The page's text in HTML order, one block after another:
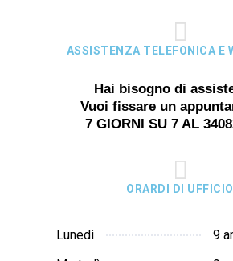
ASSISTENZA TELEFONICA E
Hai bisogno di
Vuoi fissare un
7 GIORNI SU 7 AL
ORARDI DI UFFICIO
Lunedì
9